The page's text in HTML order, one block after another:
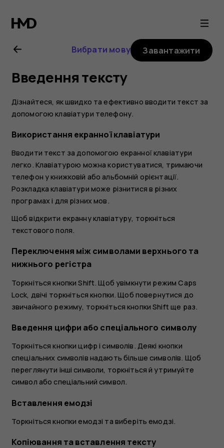
Посібник
користувача
Nokia
8.1
Вибрати мову Завантажити
Введення тексту
Дізнайтеся, як швидко та ефективно вводити текст за
допомогою клавіатури телефону.
Використання екранної клавіатури
Вводити текст за допомогою екранної клавіатури
легко. Клавіатурою можна користуватися, тримаючи
телефон у книжковій або альбомній орієнтації.
Розкладка клавіатури може різнитися в різних
програмах і для різних мов.
Щоб відкрити екранну клавіатуру, торкніться
текстового поля.
Переключення між символами верхнього та
нижнього регістра
Торкніться кнопки Shift. Щоб увімкнути режим Caps
Lock, двічі торкніться кнопки. Щоб повернутися до
звичайного режиму, торкніться кнопки Shift ще раз.
Введення цифри або спеціального символу
Торкніться кнопки цифр і символів. Деякі кнопки
спеціальних символів надають більше символів. Щоб
переглянути інші символи, торкніться й утримуйте
символ або спеціальний символ.
Вставлення емодзі
Торкніться кнопки емодзі та виберіть емодзі.
Копіювання та вставлення тексту